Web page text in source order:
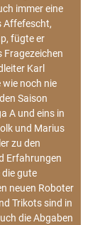
immer eine
Affefescht,
fügte er
Fragezeichen
Karl
noch nie
Saison
A und eins in
und Marius
zu den
Erfahrungen
gute
neuen Roboter
Trikots sind in
die Abgaben